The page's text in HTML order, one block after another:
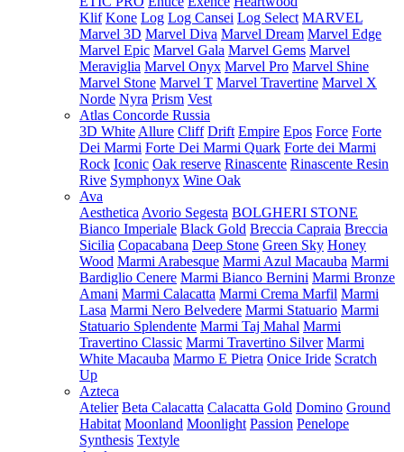
Klif Kone Log Log Cansei Log Select MARVEL
Marvel 3D Marvel Diva Marvel Dream Marvel Edge
Marvel Epic Marvel Gala Marvel Gems Marvel
Meraviglia Marvel Onyx Marvel Pro Marvel Shine
Marvel Stone Marvel T Marvel Travertine Marvel X
Norde Nyra Prism Vest
Atlas Concorde Russia
3D White Allure Cliff Drift Empire Epos Force Forte
Dei Marmi Forte Dei Marmi Quark Forte dei Marmi
Rock Iconic Oak reserve Rinascente Rinascente Resin
Rive Symphonyx Wine Oak
Ava
Aesthetica Avorio Segesta BOLGHERI STONE
Bianco Imperiale Black Gold Breccia Capraia Breccia
Sicilia Copacabana Deep Stone Green Sky Honey
Wood Marmi Arabesque Marmi Azul Macauba Marmi
Bardiglio Cenere Marmi Bianco Bernini Marmi Bronze
Amani Marmi Calacatta Marmi Crema Marfil Marmi
Lasa Marmi Nero Belvedere Marmi Statuario Marmi
Statuario Splendente Marmi Taj Mahal Marmi
Travertino Classic Marmi Travertino Silver Marmi
White Macauba Marmo E Pietra Onice Iride Scratch
Up
Azteca
Atelier Beta Calacatta Calacatta Gold Domino Ground
Habitat Moonland Moonlight Passion Penelope
Synthesis Textyle